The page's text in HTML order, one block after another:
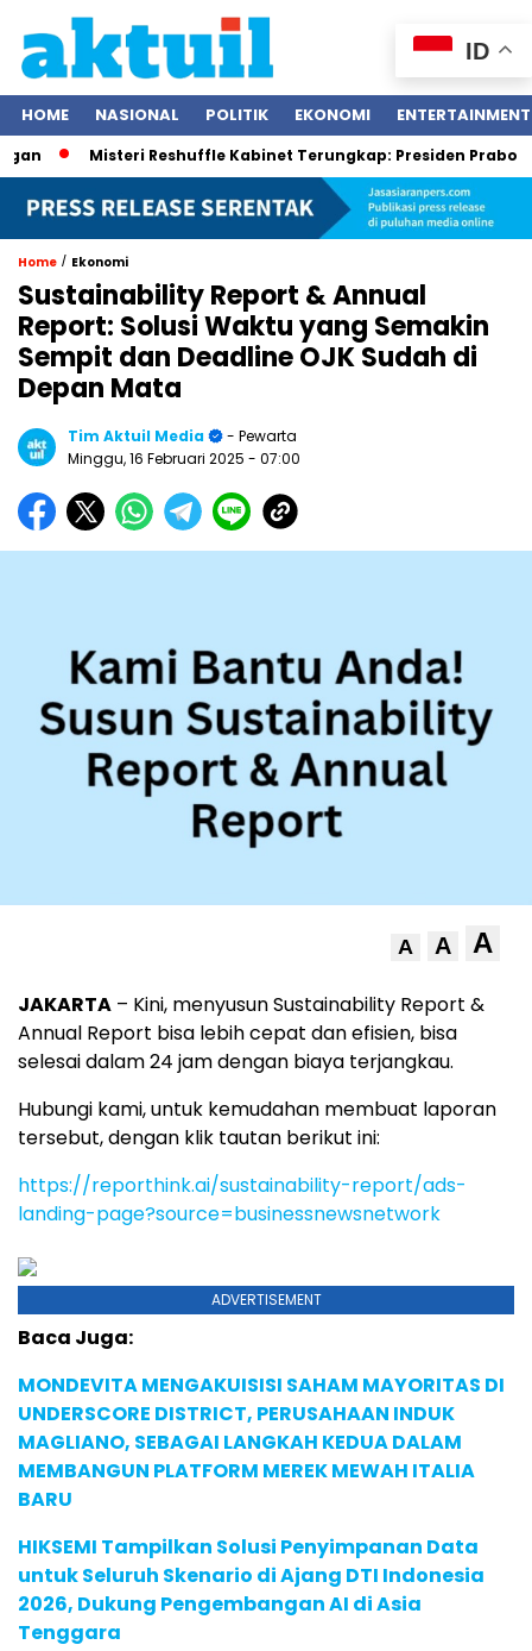
HOME NASIONAL POLITIK EKONOMI ENTERTAINMENT
Misteri Reshuffle Kabinet Terungkap: Presiden Prabowo
Home / Ekonomi
Sustainability Report & Annual
Report: Solusi Waktu yang Semakin
Sempit dan Deadline OJK Sudah di
Depan Mata
Tim Aktuil Media
- Pewarta
Minggu, 16 Februari 2025 - 07:00
A A A
JAKARTA – Kini, menyusun Sustainability Report &
Annual Report bisa lebih cepat dan efisien, bisa
selesai dalam 24 jam dengan biaya terjangkau.
Hubungi kami, untuk kemudahan membuat laporan
tersebut, dengan klik tautan berikut ini:
https://reporthink.ai/sustainability-report/ads-
landing-page?source=businessnewsnetwork
ADVERTISEMENT
Baca Juga:
MONDEVITA MENGAKUISISI SAHAM MAYORITAS DI
UNDERSCORE DISTRICT, PERUSAHAAN INDUK
MAGLIANO, SEBAGAI LANGKAH KEDUA DALAM
MEMBANGUN PLATFORM MEREK MEWAH ITALIA
BARU
HIKSEMI Tampilkan Solusi Penyimpanan Data
untuk Seluruh Skenario di Ajang DTI Indonesia
2026, Dukung Pengembangan AI di Asia
Tenggara
ID